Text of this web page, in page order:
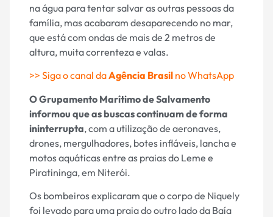
na água para tentar salvar as outras pessoas da
família, mas acabaram desaparecendo no mar,
que está com ondas de mais de 2 metros de
altura, muita correnteza e valas.
>> Siga o canal daAgência Brasil no WhatsApp
O Grupamento Marítimo de Salvamento
informou que as buscas continuam de forma
ininterrupta, com a utilização de aeronaves,
drones, mergulhadores, botes infláveis, lancha e
motos aquáticas entre as praias do Leme e
Piratininga, em Niterói.
Os bombeiros explicaram que o corpo de Niquely
foi levado para uma praia do outro lado da Baía